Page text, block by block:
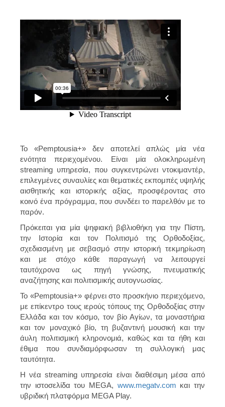
Το «Pemptousia+» δεν αποτελεί απλώς μία νέα
ενότητα περιεχομένου. Είναι μία ολοκληρωμένη
streaming υπηρεσία, που συγκεντρώνει ντοκιμαντέρ,
επιλεγμένες συναυλίες και θεματικές εκπομπές υψηλής
αισθητικής και ιστορικής αξίας, προσφέροντας στο
κοινό ένα πρόγραμμα, που συνδέει το παρελθόν με το
παρόν.
Πρόκειται για μία ψηφιακή βιβλιοθήκη για την Πίστη,
την Ιστορία και τον Πολιτισμό της Ορθοδοξίας,
σχεδιασμένη με σεβασμό στην ιστορική τεκμηρίωση
και με στόχο κάθε παραγωγή να λειτουργεί
ταυτόχρονα ως πηγή γνώσης, πνευματικής
αναζήτησης και πολιτισμικής αυτογνωσίας.
Το «Pemptousia+» φέρνει στο προσκήνιο περιεχόμενο,
με επίκεντρο τους ιερούς τόπους της Ορθοδοξίας στην
Ελλάδα και τον κόσμο, τον βίο Αγίων, τα μοναστήρια
και τον μοναχικό βίο, τη βυζαντινή μουσική και την
άυλη πολιτισμική κληρονομιά, καθώς και τα ήθη και
έθιμα που συνδιαμόρφωσαν τη συλλογική μας
ταυτότητα.
Η νέα streaming υπηρεσία είναι διαθέσιμη μέσα από
την ιστοσελίδα του MEGA, www.megatv.com και την
υβριδική πλατφόρμα MEGA Play.